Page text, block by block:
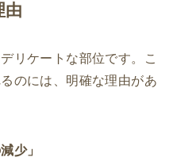
由
リケートな部位です。こ
のには、明確な理由があ
少」